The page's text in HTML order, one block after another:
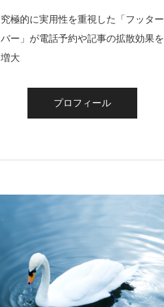
究極的に実用性を重視した「フッター
バー」が電話予約や記事の拡散効果を
増大
プロフィール